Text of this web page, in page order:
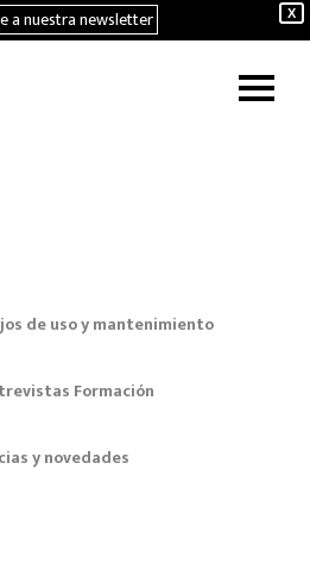
X
a nuestra newsletter
de uso y mantenimiento
Formación
y novedades